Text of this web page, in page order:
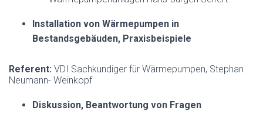
Installation von Wärmepumpen in
Bestandsgebäuden, Praxisbeispiele
Referent: VDI Sachkundiger für Wärmepumpen, Stephan
Neumann- Weinkopf
Diskussion, Beantwortung von Fragen